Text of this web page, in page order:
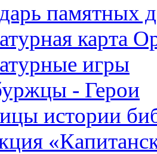
памятных
карта
игры
- Герои
истории